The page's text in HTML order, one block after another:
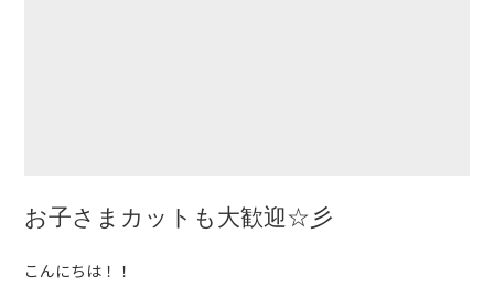
お子さまカットも大歓迎☆彡
こんにちは！！